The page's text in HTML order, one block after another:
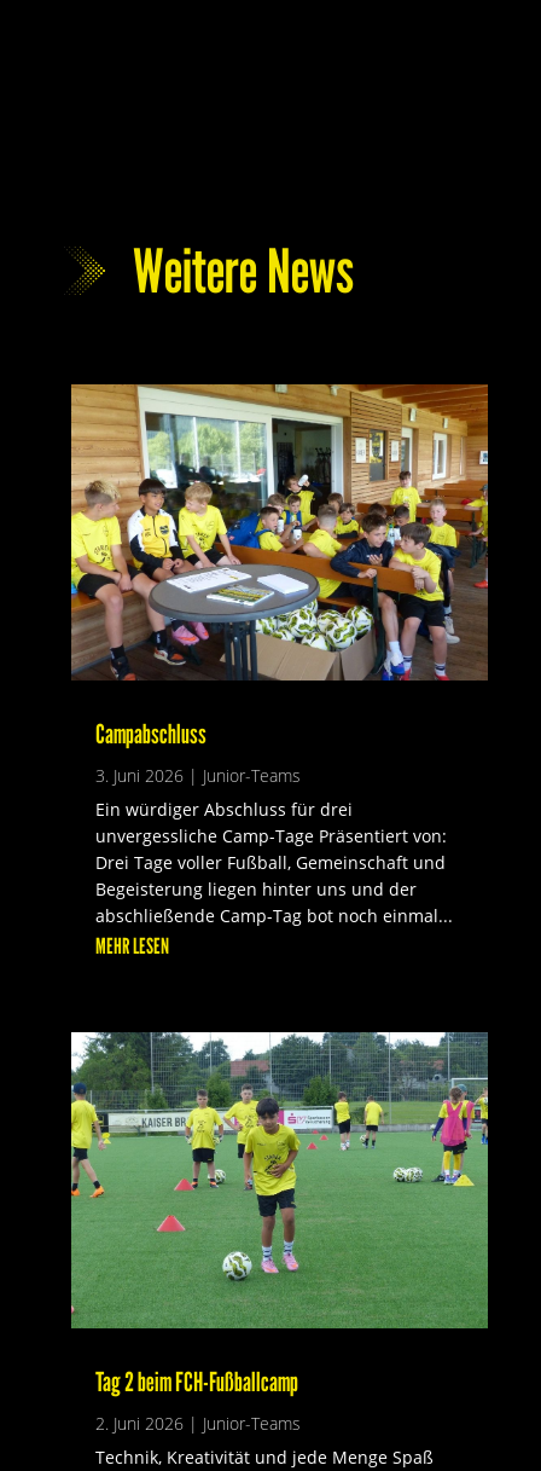
Weitere News
Campabschluss
3. Juni 2026| Junior-Teams
Ein würdiger Abschluss für drei
unvergessliche Camp-Tage Präsentiert von:
Drei Tage voller Fußball, Gemeinschaft und
Begeisterung liegen hinter uns und der
abschließende Camp-Tag bot noch einmal...
MEHR LESEN
Tag 2 beim FCH-Fußballcamp
2. Juni 2026| Junior-Teams
Technik, Kreativität und jede Menge Spaß